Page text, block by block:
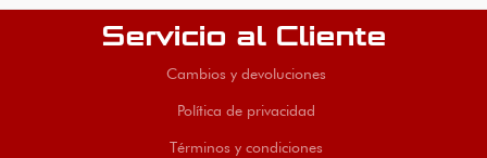
Servicio al Cliente
Cambios y devoluciones
Política de privacidad
Términos y condiciones